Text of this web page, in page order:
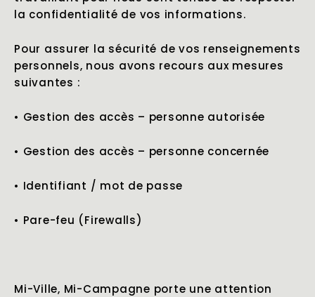
la confidentialité de vos informations.
Pour assurer la sécurité de vos renseignements
personnels, nous avons recours aux mesures
suivantes :
• Gestion des accès – personne autorisée
• Gestion des accès – personne concernée
• Identifiant / mot de passe
• Pare-feu (Firewalls)
Mi-Ville, Mi-Campagne porte une attention